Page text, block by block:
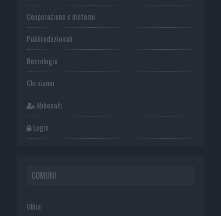
Cooperazione e dintorni
Publiredazionali
Necrologie
Chi siamo
Abbonati
Login
COMUNI
Olbia